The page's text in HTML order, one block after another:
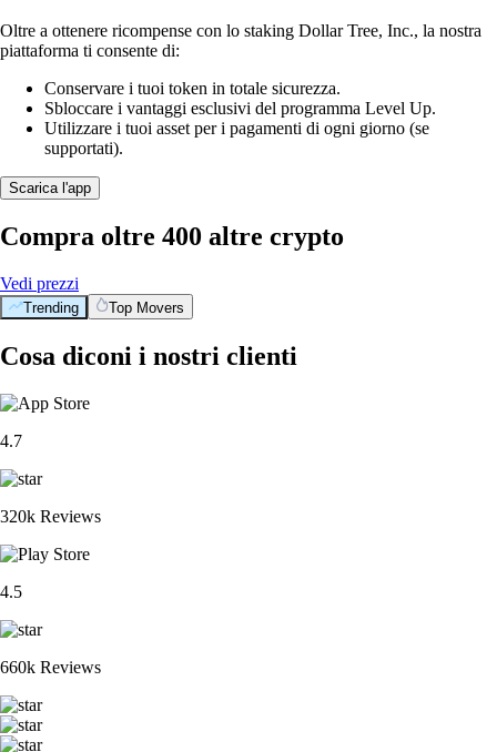
Oltre a ottenere ricompense con lo staking Dollar Tree, Inc., la nostra
piattaforma ti consente di:
Conservare i tuoi token in totale sicurezza.
Sbloccare i vantaggi esclusivi del programma Level Up.
Utilizzare i tuoi asset per i pagamenti di ogni giorno (se
supportati).
Scarica l'app
Compra oltre 400 altre crypto
Vedi prezzi
Trending Top Movers
Cosa diconi i nostri clienti
4.7
320k Reviews
4.5
660k Reviews